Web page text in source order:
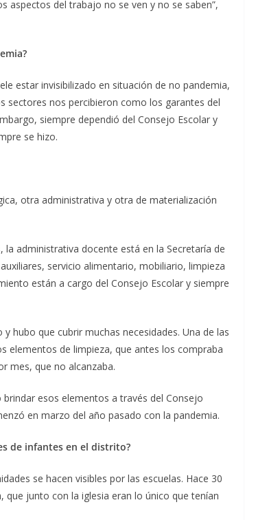
aspectos del trabajo no se ven y no se saben”,
estar invisibilizado en situación de no pandemia,
sectores nos percibieron como los garantes del
siempre dependió del Consejo Escolar y
se hizo.
otra administrativa y otra de materialización
administrativa docente está en la Secretaría de
servicio alimentario, mobiliario, limpieza
están a cargo del Consejo Escolar y siempre
hubo que cubrir muchas necesidades. Una de las
elementos de limpieza, que antes los compraba
mes, que no alcanzaba.
brindar esos elementos a través del Consejo
en marzo del año pasado con la pandemia.
de infantes en el distrito?
se hacen visibles por las escuelas. Hace 30
que junto con la iglesia eran lo único que tenían